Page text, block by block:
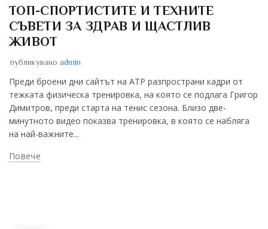
ТОП-СПОРТИСТИТЕ И ТЕХНИТЕ
СЪВЕТИ ЗА ЗДРАВ И ЩАСТЛИВ
ЖИВОТ
публикувано admin
Преди броени дни сайтът на ATP разпространи кадри от
тежката физическа тренировка, на която се подлага Григор
Димитров, преди старта на тенис сезона. Близо две-
минутното видео показва тренировка, в която се набляга
на най-важните...
Повече